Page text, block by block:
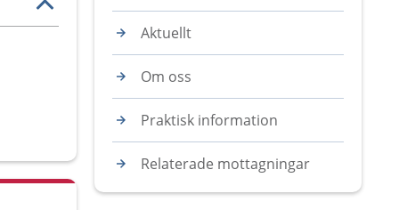
Aktuellt
Om oss
Praktisk information
Relaterade mottagningar